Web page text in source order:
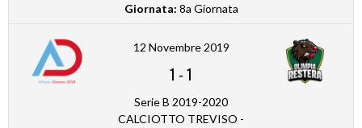
Giornata: 8a Giornata
12 Novembre 2019
1 -1
Serie B 2019-2020
CALCIOTTO TREVISO -